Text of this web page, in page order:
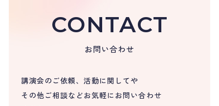
CONTACT
お問い合わせ
講演会のご依頼、活動に関してや
その他ご相談などお気軽にお問い合わせ